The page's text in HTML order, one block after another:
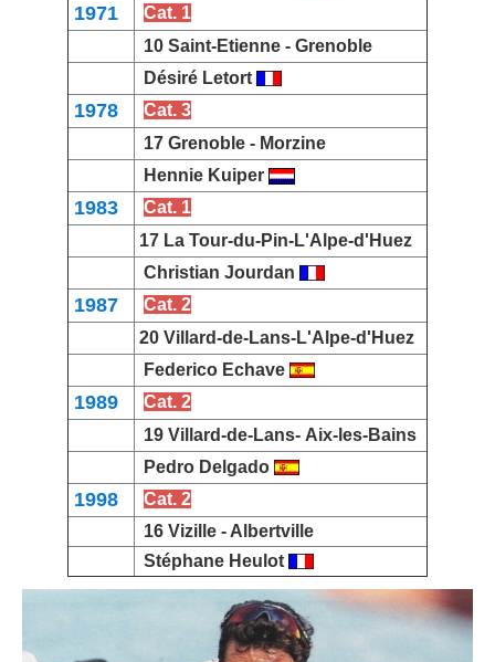
1971
Cat. 1
10 Saint-Etienne - Grenoble
Désiré Letort
1978
Cat. 3
17 Grenoble - Morzine
Hennie Kuiper
1983
Cat. 1
17 La Tour-du-Pin-L'Alpe-d'Huez
Christian Jourdan
1987
Cat. 2
20 Villard-de-Lans-L'Alpe-d'Huez
Federico Echave
1989
Cat. 2
19 Villard-de-Lans- Aix-les-Bains
Pedro Delgado
1998
Cat. 2
16 Vizille - Albertville
Stéphane Heulot